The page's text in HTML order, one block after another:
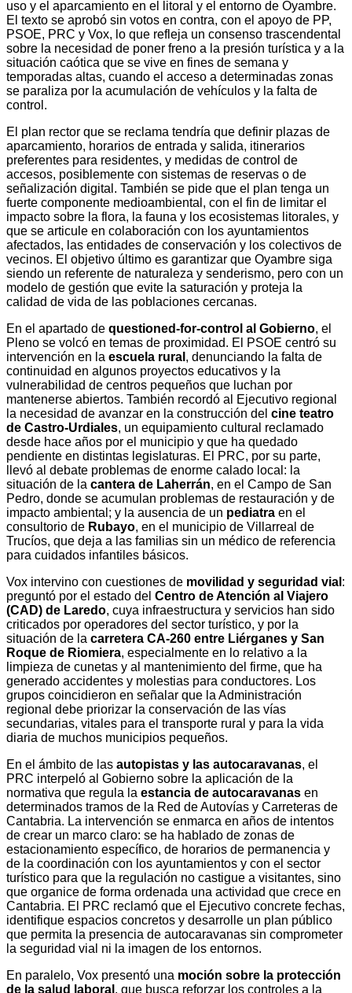
uso y el aparcamiento en el litoral y el entorno de Oyambre.
El texto se aprobó sin votos en contra, con el apoyo de PP,
PSOE, PRC y Vox, lo que refleja un consenso trascendental
sobre la necesidad de poner freno a la presión turística y a la
situación caótica que se vive en fines de semana y
temporadas altas, cuando el acceso a determinadas zonas
se paraliza por la acumulación de vehículos y la falta de
control.
El plan rector que se reclama tendría que definir plazas de
aparcamiento, horarios de entrada y salida, itinerarios
preferentes para residentes, y medidas de control de
accesos, posiblemente con sistemas de reservas o de
señalización digital. También se pide que el plan tenga un
fuerte componente medioambiental, con el fin de limitar el
impacto sobre la flora, la fauna y los ecosistemas litorales, y
que se articule en colaboración con los ayuntamientos
afectados, las entidades de conservación y los colectivos de
vecinos. El objetivo último es garantizar que Oyambre siga
siendo un referente de naturaleza y senderismo, pero con un
modelo de gestión que evite la saturación y proteja la
calidad de vida de las poblaciones cercanas.
En el apartado de questioned‑for‑control al Gobierno, el
Pleno se volcó en temas de proximidad. El PSOE centró su
intervención en la escuela rural , denunciando la falta de
continuidad en algunos proyectos educativos y la
vulnerabilidad de centros pequeños que luchan por
mantenerse abiertos. También recordó al Ejecutivo regional
la necesidad de avanzar en la construcción del cine teatro
de Castro‑Urdiales, un equipamiento cultural reclamado
desde hace años por el municipio y que ha quedado
pendiente en distintas legislaturas. El PRC, por su parte,
llevó al debate problemas de enorme calado local: la
situación de la cantera de Laherrán, en el Campo de San
Pedro, donde se acumulan problemas de restauración y de
impacto ambiental; y la ausencia de un pediatra en el
consultorio de Rubayo, en el municipio de Villarreal de
Trucíos, que deja a las familias sin un médico de referencia
para cuidados infantiles básicos.
Vox intervino con cuestiones de movilidad y seguridad vial :
preguntó por el estado del Centro de Atención al Viajero
(CAD) de Laredo, cuya infraestructura y servicios han sido
criticados por operadores del sector turístico, y por la
situación de la carretera CA‑260 entre Liérganes y San
Roque de Riomiera, especialmente en lo relativo a la
limpieza de cunetas y al mantenimiento del firme, que ha
generado accidentes y molestias para conductores. Los
grupos coincidieron en señalar que la Administración
regional debe priorizar la conservación de las vías
secundarias, vitales para el transporte rural y para la vida
diaria de muchos municipios pequeños.
En el ámbito de las autopistas y las autocaravanas, el
PRC interpeló al Gobierno sobre la aplicación de la
normativa que regula la estancia de autocaravanas en
determinados tramos de la Red de Autovías y Carreteras de
Cantabria. La intervención se enmarca en años de intentos
de crear un marco claro: se ha hablado de zonas de
estacionamiento específico, de horarios de permanencia y
de la coordinación con los ayuntamientos y con el sector
turístico para que la regulación no castigue a visitantes, sino
que organice de forma ordenada una actividad que crece en
Cantabria. El PRC reclamó que el Ejecutivo concrete fechas,
identifique espacios concretos y desarrolle un plan público
que permita la presencia de autocaravanas sin comprometer
la seguridad vial ni la imagen de los entornos.
En paralelo, Vox presentó una moción sobre la protección
de la salud laboral , que busca reforzar los controles a la